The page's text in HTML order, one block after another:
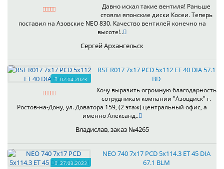
Давно искал такие вентиля! Раньше
стояли японские диски Косеи. Теперь
поставил на Азовские NEO 830. Качество вентилей конечно на
высоте!..
Сергей Архангельск
02.04.2023
RST R017 7x17 PCD 5x112 ET 40 DIA 57.1
BD
Хочу выразить огромную благодарность
сотрудникам компании "Азовдиск" г.
Ростов-на-Дону, ул. Доватора 159, (2 этаж) центральный офис, а
именно Александ..
Владислав, заказ №4265
27.03.2023
NEO 740 7x17 PCD 5x114.3 ET 45 DIA
67.1 BLM